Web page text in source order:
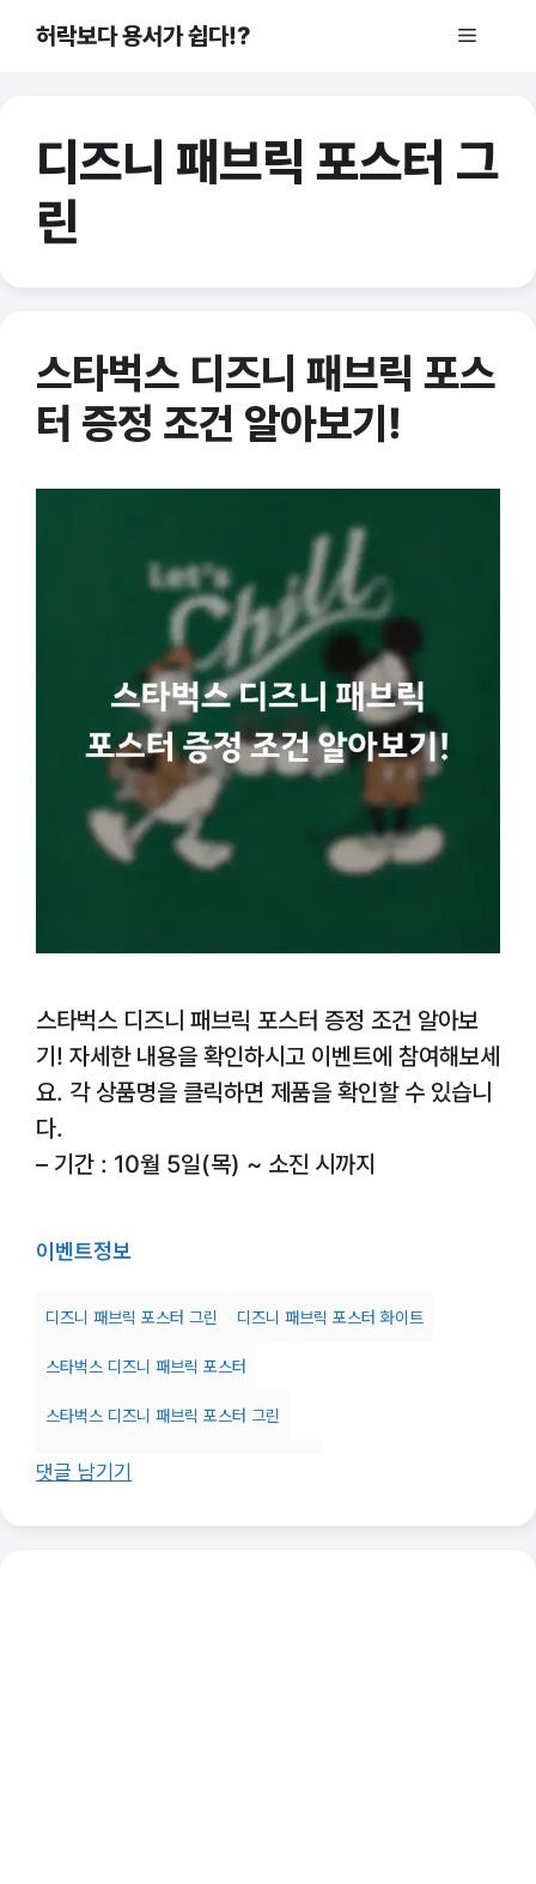
허락보다 용서가 쉽다!? 메
디즈니 패브릭 포스터 그
린
스타벅스 디즈니 패브릭 포스
터 증정 조건 알아보기!
스타벅스 디즈니 패브릭 포스터 증정 조건 알아보
기! 자세한 내용을 확인하시고 이벤트에 참여해보세
요. 각 상품명을 클릭하면 제품을 확인할 수 있습니
다.
– 기간 : 10월 5일(목) ~ 소진 시까지
이벤트정보
디즈니 패브릭 포스터 그린 디즈니 패브릭 포스터 화이트
스타벅스 디즈니 패브릭 포스터
스타벅스 디즈니 패브릭 포스터 그린
스타벅스 디즈니 패브릭 포스터 증정 조건
댓글 남기기